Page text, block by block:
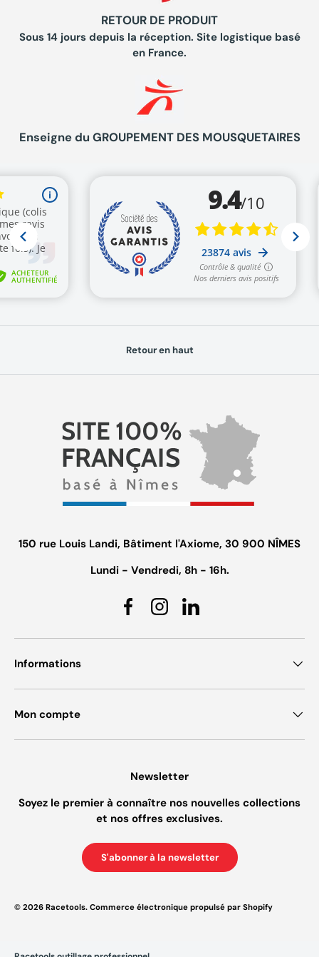
RETOUR DE PRODUIT
Sous 14 jours depuis la réception. Site logistique basé
en France.
Enseigne du GROUPEMENT DES MOUSQUETAIRES
Retour en haut
150 rue Louis Landi, Bâtiment l'Axiome, 30 900 NÎMES
Lundi - Vendredi, 8h - 16h.
FacebookInstagramLinkedin
Informations
Mon compte
Newsletter
Soyez le premier à connaître nos nouvelles collections
et nos offres exclusives.
S'abonner à la newsletter
© 2026 Racetools. Commerce électronique propulsé par Shopify